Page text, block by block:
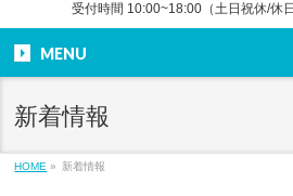
受付時間 10:00~18:00（土日祝休/休
MENU
新着情報
HOME » 新着情報